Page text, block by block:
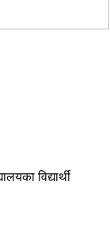
विद्यार्थी